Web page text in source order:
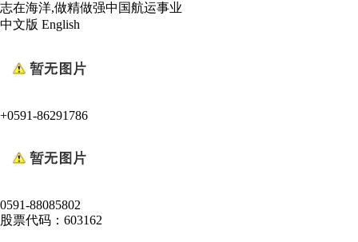
志在海洋,做精做强中国航运事业
中文版 English
+0591-86291786
0591-88085802
股票代码：603162